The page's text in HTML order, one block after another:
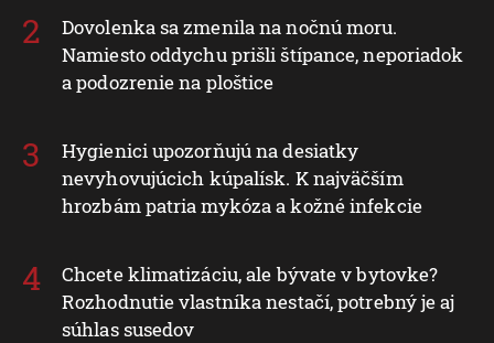
Dovolenka sa zmenila na nočnú moru.
Namiesto oddychu prišli štípance, neporiadok
a podozrenie na ploštice
Hygienici upozorňujú na desiatky
nevyhovujúcich kúpalísk. K najväčším
hrozbám patria mykóza a kožné infekcie
Chcete klimatizáciu, ale bývate v bytovke?
Rozhodnutie vlastníka nestačí, potrebný je aj
súhlas susedov